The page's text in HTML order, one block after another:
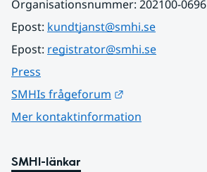
Organisationsnummer: 202100-0696
Epost: kundtjanst@smhi.se
Epost: registrator@smhi.se
Press
SMHIs frågeforum
Mer kontaktinformation
SMHI-länkar